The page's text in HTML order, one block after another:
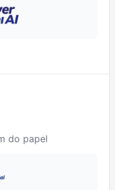
do papel